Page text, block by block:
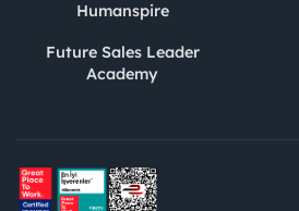
Humanspire
Future Sales Leader
Academy